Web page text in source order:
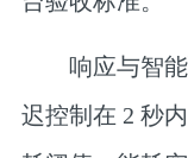
响应与智
迟控制在 2 秒